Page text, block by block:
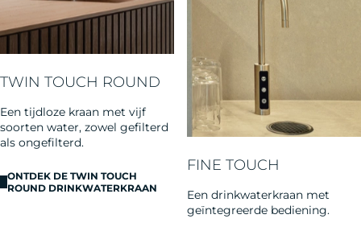
TWIN TOUCH ROUND
Een tijdloze kraan met vijf
soorten water, zowel gefilterd
als ongefilterd.
ONTDEK DE TWIN TOUCH
ROUND DRINKWATERKRAAN
FINE TOUCH
Een drinkwaterkraan met
geïntegreerde bediening.